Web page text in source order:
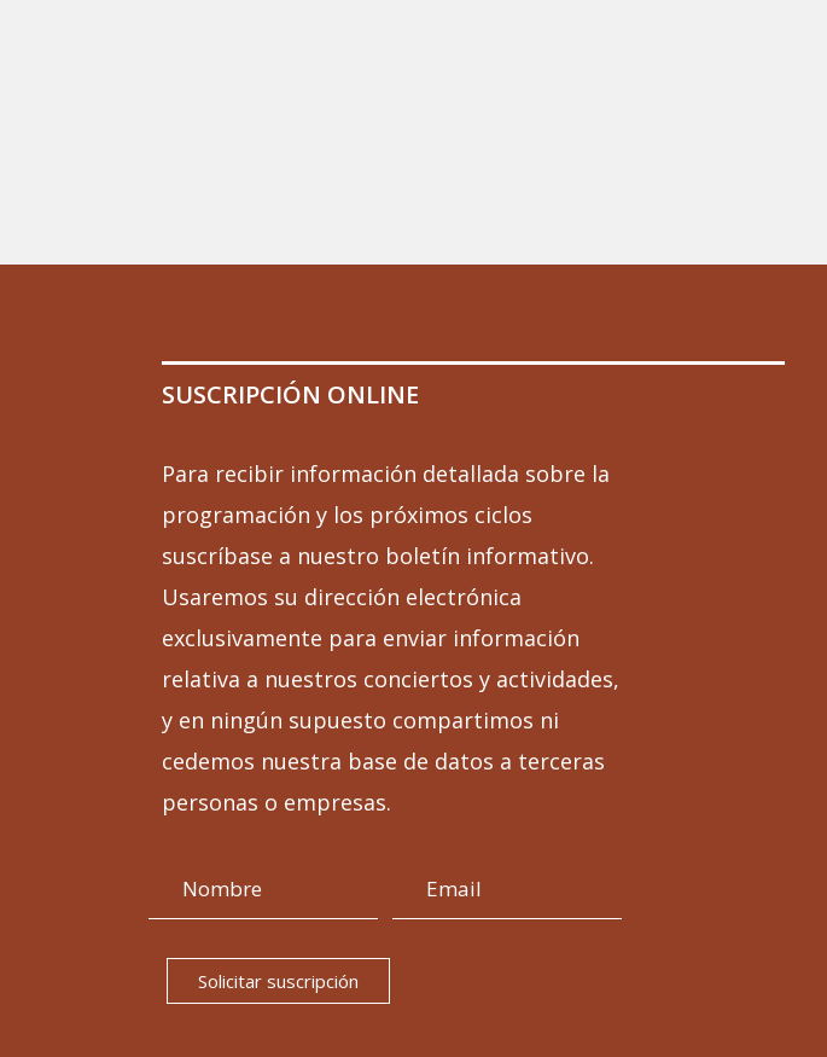
SUSCRIPCIÓN ONLINE
Para recibir información detallada sobre la
programación y los próximos ciclos
suscríbase a nuestro boletín informativo.
Usaremos su dirección electrónica
exclusivamente para enviar información
relativa a nuestros conciertos y actividades,
y en ningún supuesto compartimos ni
cedemos nuestra base de datos a terceras
personas o empresas.
Solicitar suscripción